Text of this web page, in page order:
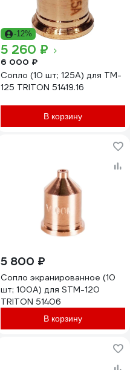
-12%
5 260 ₽
6 000 ₽
Сопло (10 шт; 125А) для TM-
125 TRITON 51419.16
В корзину
5 800 ₽
Сопло экранированное (10
шт; 100А) для STM-120
TRITON 51406
В корзину